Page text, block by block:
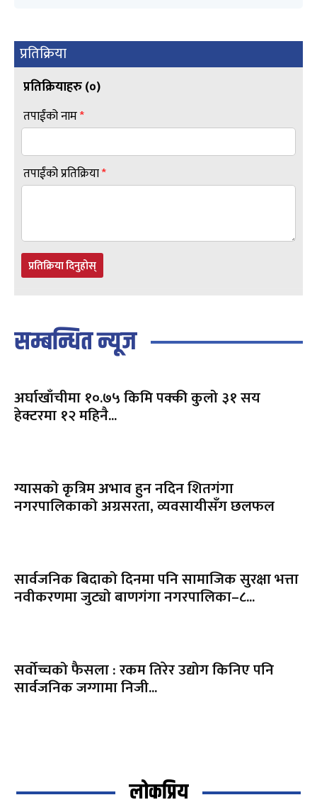
प्रतिक्रिया
प्रतिक्रियाहरु (०)
तपाईंको नाम*
तपाईंको प्रतिक्रिया*
प्रतिक्रिया दिनुहोस्
सम्बन्धित न्यूज
अर्घाखाँचीमा १०.७५ किमि पक्की कुलो ३१ सय
हेक्टरमा १२ महिनै...
ग्यासको कृत्रिम अभाव हुन नदिन शितगंगा
नगरपालिकाको अग्रसरता, व्यवसायीसँग छलफल
सार्वजनिक बिदाको दिनमा पनि सामाजिक सुरक्षा भत्ता
नवीकरणमा जुट्यो बाणगंगा नगरपालिका–८...
सर्वोच्चको फैसला : रकम तिरेर उद्योग किनिए पनि
सार्वजनिक जग्गामा निजी...
लोकप्रिय